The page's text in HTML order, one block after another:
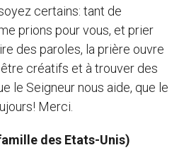
certains: tant de
prions pour vous, et prier
des paroles, la prière ouvre
créatifs et à trouver des
le Seigneur nous aide, que le
Merci.
des Etats-Unis)